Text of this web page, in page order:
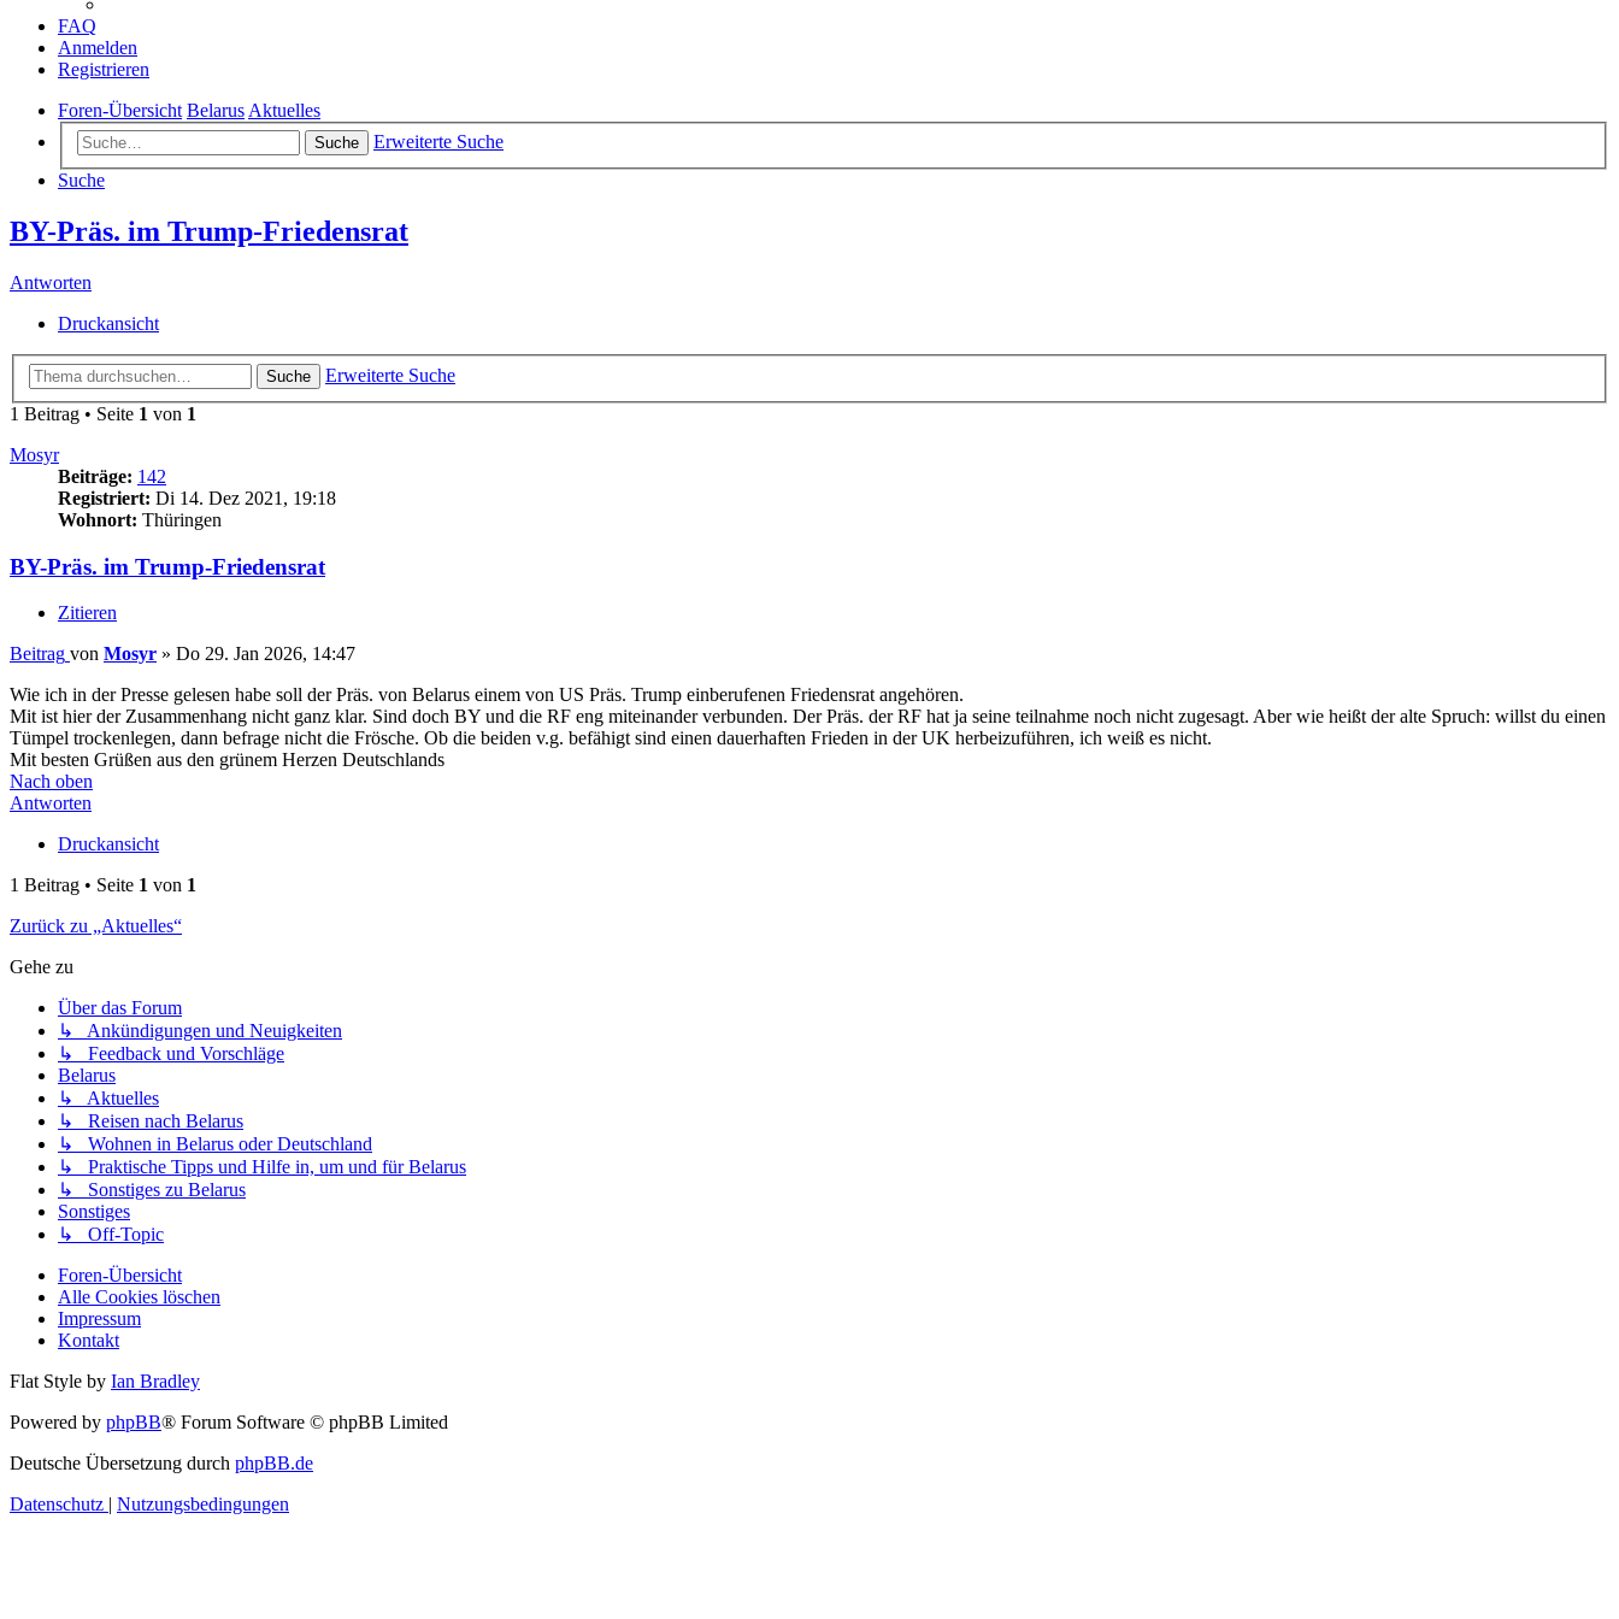
FAQ
Anmelden
Registrieren
Foren-Übersicht Belarus Aktuelles
Suche
Erweiterte Suche
Suche
BY-Präs. im Trump-Friedensrat
Antworten
Druckansicht
Suche
Erweiterte Suche
1 Beitrag • Seite 1 von 1
Mosyr
Beiträge: 142
Registriert: Di 14. Dez 2021, 19:18
Wohnort: Thüringen
BY-Präs. im Trump-Friedensrat
Zitieren
Beitrag von Mosyr » Do 29. Jan 2026, 14:47
Wie ich in der Presse gelesen habe soll der Präs. von Belarus einem von US Präs. Trump einberufenen Friedensrat angehören.
Mit ist hier der Zusammenhang nicht ganz klar. Sind doch BY und die RF eng miteinander verbunden. Der Präs. der RF hat ja seine teilnahme noch nicht zugesagt. Aber wie heißt der alte Spruch: willst du einen
Tümpel trockenlegen, dann befrage nicht die Frösche. Ob die beiden v.g. befähigt sind einen dauerhaften Frieden in der UK herbeizuführen, ich weiß es nicht.
Mit besten Grüßen aus den grünem Herzen Deutschlands
Nach oben
Antworten
Druckansicht
1 Beitrag • Seite 1 von 1
Zurück zu „Aktuelles“
Gehe zu
Über das Forum
↳ Ankündigungen und Neuigkeiten
↳ Feedback und Vorschläge
Belarus
↳ Aktuelles
↳ Reisen nach Belarus
↳ Wohnen in Belarus oder Deutschland
↳ Praktische Tipps und Hilfe in, um und für Belarus
↳ Sonstiges zu Belarus
Sonstiges
↳ Off-Topic
Foren-Übersicht
Alle Cookies löschen
Impressum
Kontakt
Flat Style by Ian Bradley
Powered by phpBB® Forum Software © phpBB Limited
Deutsche Übersetzung durch phpBB.de
Datenschutz | Nutzungsbedingungen